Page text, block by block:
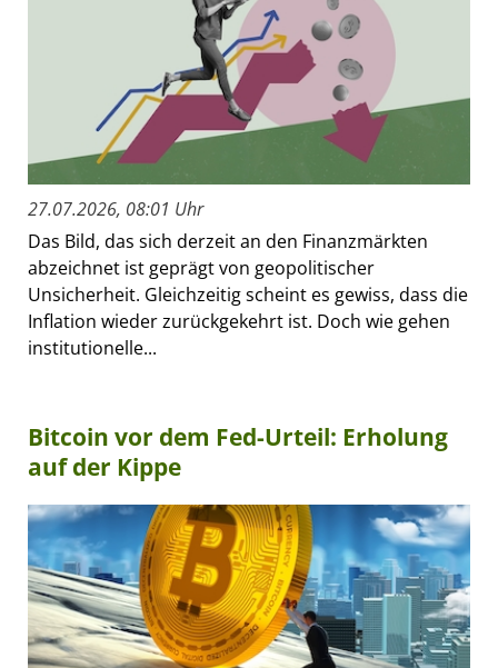
27.07.2026, 08:01 Uhr
Das Bild, das sich derzeit an den Finanzmärkten
abzeichnet ist geprägt von geopolitischer
Unsicherheit. Gleichzeitig scheint es gewiss, dass die
Inflation wieder zurückgekehrt ist. Doch wie gehen
institutionelle...
Bitcoin vor dem Fed-Urteil: Erholung
auf der Kippe